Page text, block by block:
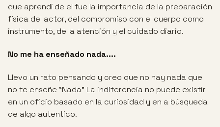
que aprendí de el fue la importancia de la preparación
física del actor, del compromiso con el cuerpo como
instrumento, de la atención y el cuidado diario.
No me ha enseñado nada....
Llevo un rato pensando y creo que no hay nada que
no te enseñe “Nada” La indiferencia no puede existir
en un oficio basado en la curiosidad y en a búsqueda
de algo autentico.